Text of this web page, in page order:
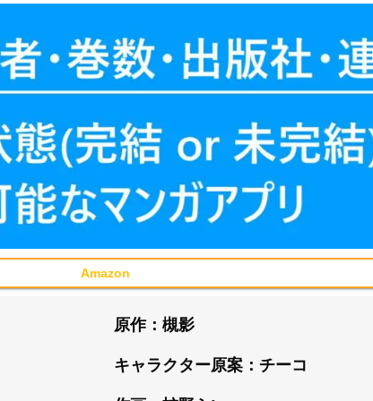
Amazon
原作：槻影
キャラクター原案：チーコ